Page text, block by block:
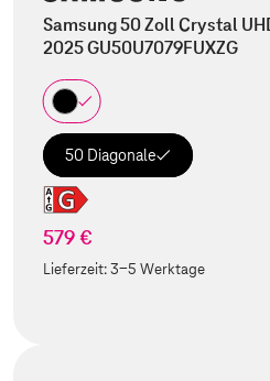
Samsung 50 Zoll Crystal
2025 GU50U7079FUXZG
50 Diagonale
579 €
Lieferzeit:3-5 Werktage